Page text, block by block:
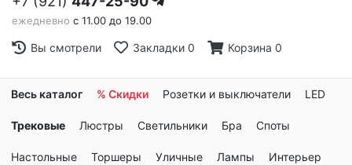
ежедневно с 11.00 до 19.00
Вы смотрели Закладки 0 Корзина 0
Весь каталог % Скидки Розетки и выключатели LED
Трековые Люстры Светильники Бра Споты
Настольные Торшеры Уличные Лампы Интерьер